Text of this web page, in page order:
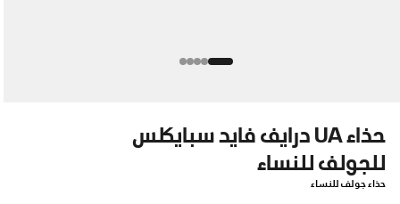
حذاء UA درايف فايد سبايكلس
للجولف للنساء
حذاء جولف للنساء